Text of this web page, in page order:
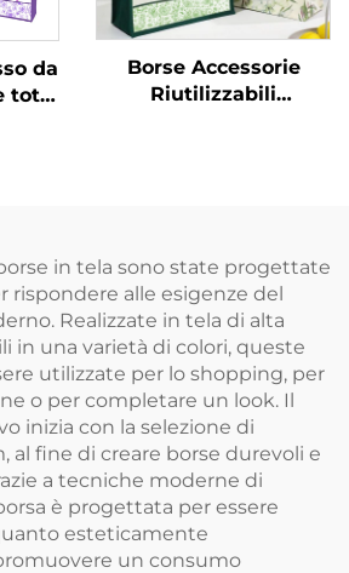
da
tote
Borse Accessorie
Riutilizzabili
Regalo
in tela sono state progettate
rispondere alle esigenze del
Realizzate in tela di alta
in una varietà di colori, queste
utilizzate per lo shopping, per
o per completare un look. Il
inizia con la selezione di
al fine di creare borse durevoli e
a tecniche moderne di
è progettata per essere
esteticamente
un consumo